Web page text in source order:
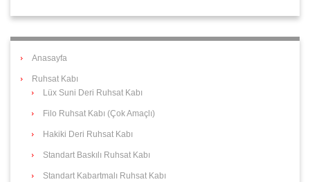
Anasayfa
Ruhsat Kabı
Lüx Suni Deri Ruhsat Kabı
Filo Ruhsat Kabı (Çok Amaçlı)
Hakiki Deri Ruhsat Kabı
Standart Baskılı Ruhsat Kabı
Standart Kabartmalı Ruhsat Kabı